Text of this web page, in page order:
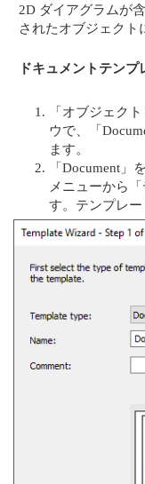
2D ダイアグラムが
されたオブジェクト
ドキュメントテン
「オブジェク
ウで、「
ます。
「Document」
メニューから
す。テンプレー